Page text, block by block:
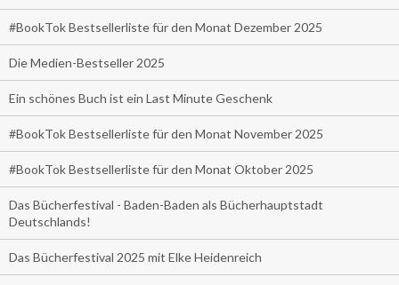
#BookTok Bestsellerliste für den Monat Dezember 2025
Die Medien-Bestseller 2025
Ein schönes Buch ist ein Last Minute Geschenk
#BookTok Bestsellerliste für den Monat November 2025
#BookTok Bestsellerliste für den Monat Oktober 2025
Das Bücherfestival - Baden-Baden als Bücherhauptstadt
Deutschlands!
Das Bücherfestival 2025 mit Elke Heidenreich